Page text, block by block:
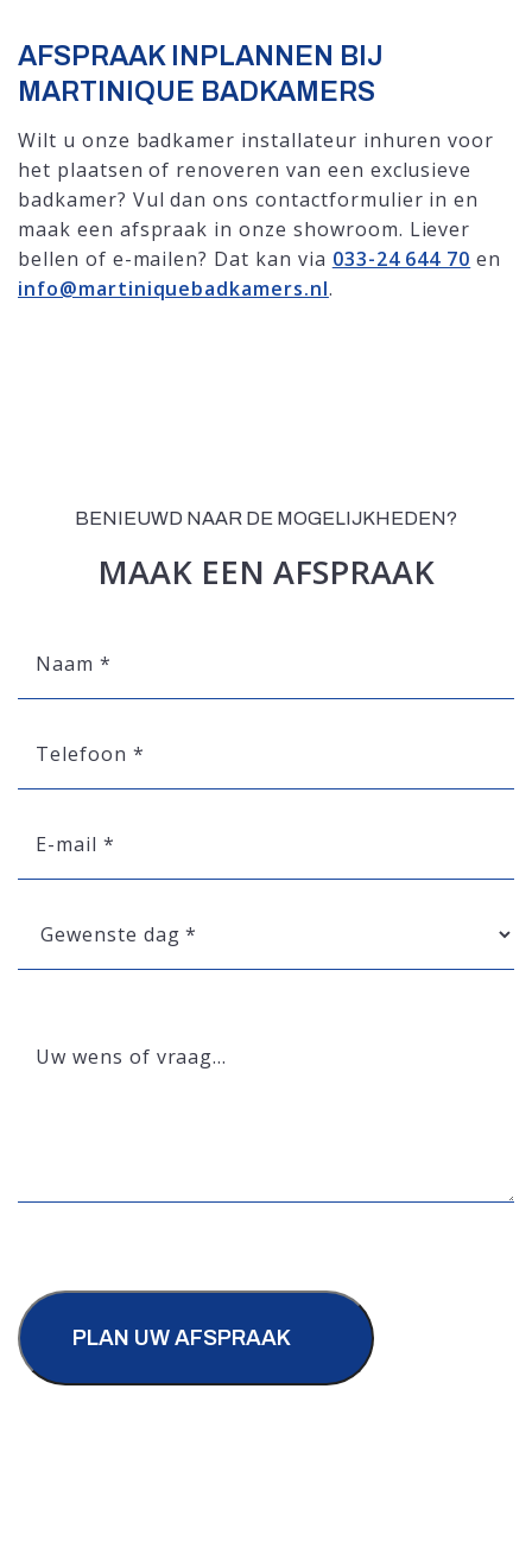
AFSPRAAK INPLANNEN BIJ
MARTINIQUE BADKAMERS
Wilt u onze badkamer installateur inhuren voor
het plaatsen of renoveren van een exclusieve
badkamer? Vul dan ons contactformulier in en
maak een afspraak in onze showroom. Liever
bellen of e-mailen? Dat kan via 033-24 644 70 en
info@martiniquebadkamers.nl.
BENIEUWD NAAR DE MOGELIJKHEDEN?
MAAK EEN AFSPRAAK
mail
*
dag
*
of